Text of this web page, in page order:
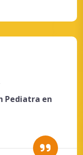
Pediatra en